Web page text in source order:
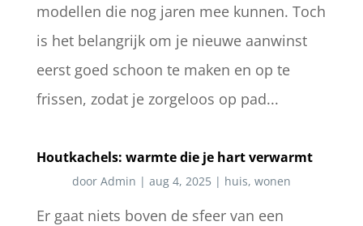
modellen die nog jaren mee kunnen. Toch
is het belangrijk om je nieuwe aanwinst
eerst goed schoon te maken en op te
frissen, zodat je zorgeloos op pad...
Houtkachels: warmte die je hart verwarmt
door Admin | aug 4, 2025 | huis, wonen
Er gaat niets boven de sfeer van een